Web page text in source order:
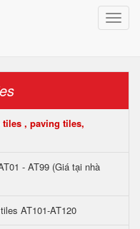
Toggle
, paving tiles,
- AT99 (Giá tại nhà
AT101-AT120